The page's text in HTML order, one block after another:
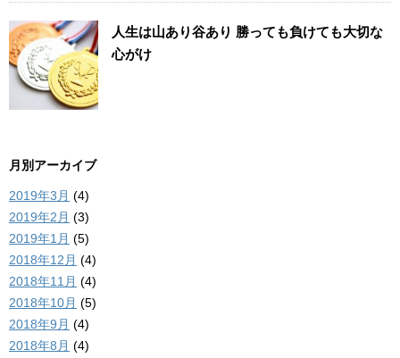
人生は山あり谷あり 勝っても負けても大切な
心がけ
月別アーカイブ
2019年3月 (4)
2019年2月 (3)
2019年1月 (5)
2018年12月 (4)
2018年11月 (4)
2018年10月 (5)
2018年9月 (4)
2018年8月 (4)